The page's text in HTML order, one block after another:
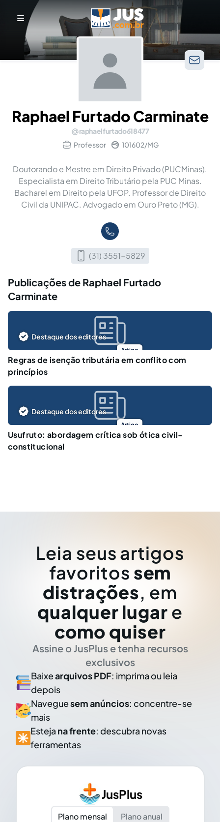
Raphael Furtado Carminate
raphaelfurtado618477
Professor
101602/MG
Doutorando e Mestre em Direito Privado (PUCMinas).
Especialista em Direito Tributário pela PUC Minas.
Bacharel em Direito pela UFOP. Professor de Direito
Civil da UNIPAC. Advogado em Ouro Preto (MG).
(31) 3551-5829
Publicações de Raphael Furtado
Carminate
Artigo
Destaque dos editores
Regras de isenção tributária em conflito com
princípios
Artigo
Destaque dos editores
Usufruto: abordagem crítica sob ótica civil-
constitucional
Leia seus artigos
favoritos sem
distrações, em
qualquer lugar e
como quiser
Assine o JusPlus e tenha recursos
exclusivos
Baixearquivos PDF: imprima ou leia
depois
Naveguesem anúncios: concentre-se
mais
Esteja na frente: descubra novas
ferramentas
JusPlus
Plano mensal
Plano anual